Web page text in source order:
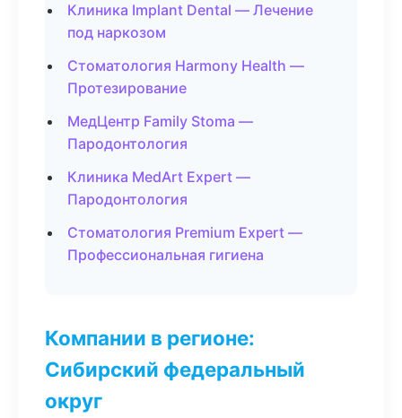
Клиника Implant Dental — Лечение
под наркозом
Стоматология Harmony Health —
Протезирование
МедЦентр Family Stoma —
Пародонтология
Клиника MedArt Expert —
Пародонтология
Стоматология Premium Expert —
Профессиональная гигиена
Компании в регионе:
Сибирский федеральный
округ